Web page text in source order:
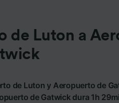
de Luton a
de Luton y Aeropuerto de
de Gatwick dura 1h